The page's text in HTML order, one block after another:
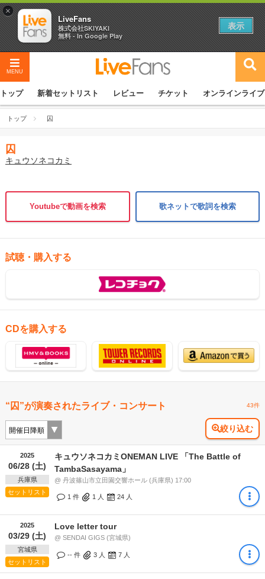
MENU
トップ 新着セットリスト レビュー チケット オンラインライブ
トップ 囚
囚
キュウソネコカミ
Youtubeで動画を検索 歌ネットで歌詞を検索
試聴・購入する
CDを購入する
“囚”が演奏されたライブ・コンサート 43件
絞り込む
2025
06/28 (土)
兵庫県
セットリスト
キュウソネコカミONEMAN LIVE 「The Battle of
TambaSasayama」
@ 丹波篠山市立田園交響ホール (兵庫県) 17:00
1 件 1 人 24 人
2025
03/29 (土)
宮城県
セットリスト
Love letter tour
@ SENDAI GIGS (宮城県)
-- 件 3 人 7 人
×
LiveFans
株式会社SKIYAKI
無料 - In Google Play
表示